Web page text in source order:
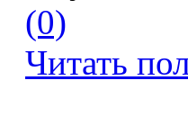
(0)
Читать